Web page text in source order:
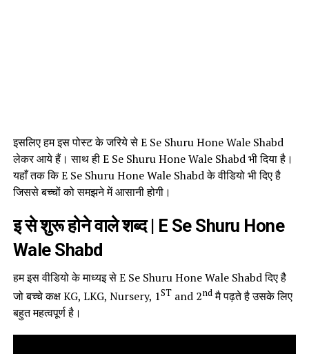
इसलिए हम इस पोस्ट के जरिये से E Se Shuru Hone Wale Shabd
लेकर आये हैं। साथ ही E Se Shuru Hone Wale Shabd भी दिया है।
यहाँ तक कि E Se Shuru Hone Wale Shabd के वीडियो भी दिए है
जिससे बच्चों को समझने में आसानी होगी।
इ से शुरू होने वाले शब्द | E Se Shuru Hone
Wale Shabd
हम इस वीडियो के माध्यइ से E Se Shuru Hone Wale Shabd दिए है
जो बच्चे कक्ष KG, LKG, Nursery, 1STand 2ndमै पढ़ते है उसके लिए
बहुत महत्वपूर्ण है।